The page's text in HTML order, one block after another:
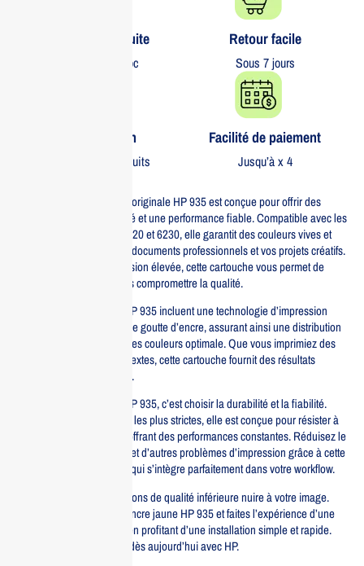
Livraison gratuite​
partout au Maroc
Retour facile​
Sous 7 jours
Garantie 1 an
Sur tous nos produits
Facilité de paiement
Jusqu’à x 4
La cartouche d’encre jaune originale HP 935 est conçue pour offrir des
impressions de haute qualité et une performance fiable. Compatible avec les
imprimantes HP Officejet 6820 et 6230, elle garantit des couleurs vives et
précises, parfaites pour vos documents professionnels et vos projets créatifs.
Avec une capacité d’impression élevée, cette cartouche vous permet de
produire plus de pages sans compromettre la qualité.
Les caractéristiques de la HP 935 incluent une technologie d’impression
avancée qui optimise chaque goutte d’encre, assurant ainsi une distribution
uniforme et une saturation des couleurs optimale. Que vous imprimiez des
graphiques colorés ou des textes, cette cartouche fournit des résultats
exceptionnels à chaque fois.
Investir dans la cartouche HP 935, c’est choisir la durabilité et la fiabilité.
Fabriquée selon les normes les plus strictes, elle est conçue pour résister à
l’épreuve du temps tout en offrant des performances constantes. Réduisez le
risque de bourrages papier et d’autres problèmes d’impression grâce à cette
cartouche de haute qualité, qui s’intègre parfaitement dans votre workflow.
Ne laissez pas des impressions de qualité inférieure nuire à votre image.
Optez pour la cartouche d’encre jaune HP 935 et faites l’expérience d’une
impression sans faille, tout en profitant d’une installation simple et rapide.
Améliorez vos impressions dès aujourd’hui avec HP.